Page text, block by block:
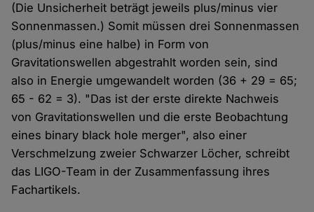
(Die Unsicherheit beträgt jeweils plus/minus vier
Sonnenmassen.) Somit müssen drei Sonnenmassen
(plus/minus eine halbe) in Form von
Gravitationswellen abgestrahlt worden sein, sind
also in Energie umgewandelt worden (36 + 29 = 65;
65 - 62 = 3). "Das ist der erste direkte Nachweis
von Gravitationswellen und die erste Beobachtung
eines binary black hole merger", also einer
Verschmelzung zweier Schwarzer Löcher, schreibt
das LIGO-Team in der Zusammenfassung ihres
Fachartikels.